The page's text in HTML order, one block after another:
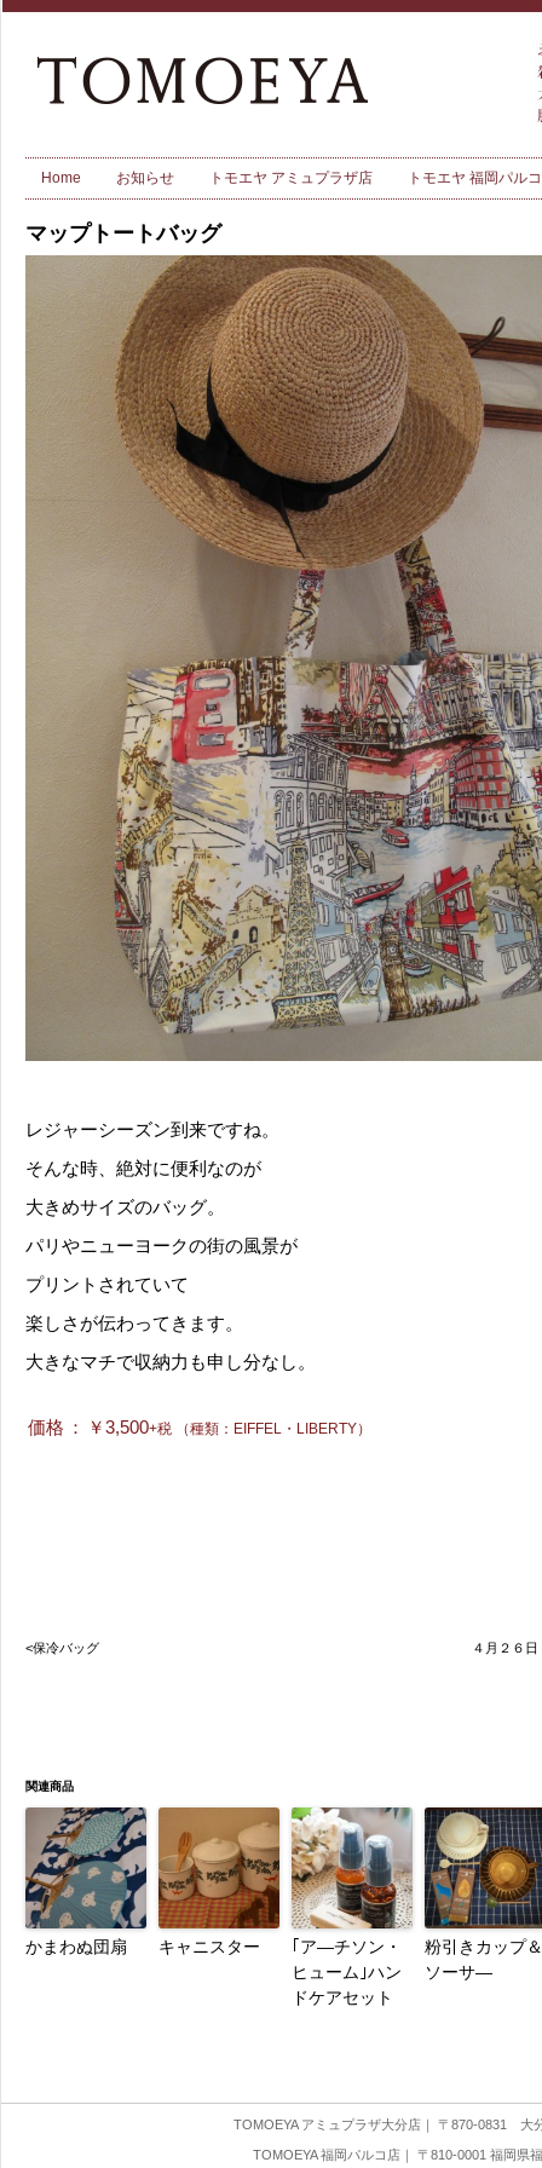
Home お知らせ トモエヤ アミュプラザ店 トモエヤ 福岡パル
マップトートバッグ
レジャーシーズン到来ですね。
そんな時、絶対に便利なのが
大きめサイズのバッグ。
パリやニューヨークの街の風景が
プリントされていて
楽しさが伝わってきます。
大きなマチで収納力も申し分なし。
価格 ： ￥3,500+税 （種類：EIFFEL・LIBERTY）
<保冷バッグ ４月２６
関連商品
かまわぬ団扇 キャニスター
｢ア―チソン・
ヒューム｣ハン
ドケアセット
粉引きカップ＆
ソーサ―
TOMOEYA アミュプラザ大分店 ｜ 〒870-0831 大
TOMOEYA 福岡パルコ店｜ 〒810-0001 福岡県